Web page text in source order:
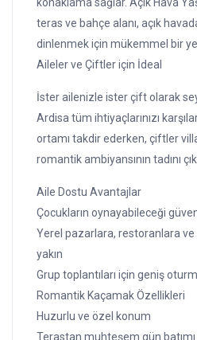
teras ve bahçe alanı, açık
dinlenmek için mükemmel bir
Aileler ve Çiftler için İdeal
İster ailenizle ister çift olarak
Ardisa tüm ihtiyaçlarınızı
ortamı takdir ederken, çiftler
romantik ambiyansının tadını
Aile Dostu Avantajlar
Çocukların oynayabileceği
Yerel pazarlara, restoranlara
yakın
Grup toplantıları için geniş
Romantik Kaçamak Özellikleri
Huzurlu ve özel konum
Terastan muhteşem gün